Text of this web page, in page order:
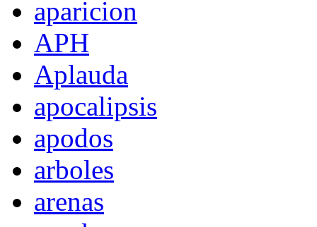
aparicion
APH
Aplauda
apocalipsis
apodos
arboles
arenas